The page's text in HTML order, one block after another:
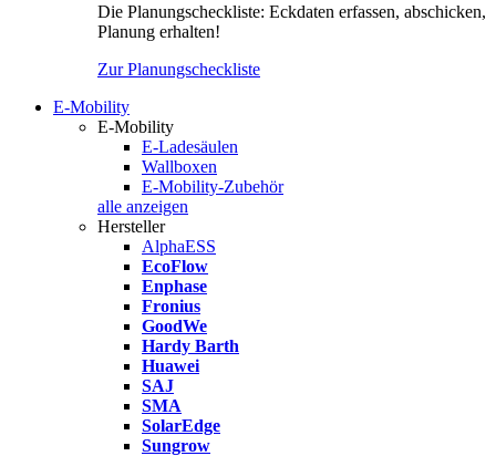
Die Planungscheckliste: Eckdaten erfassen, abschicken,
Planung erhalten!
Zur Planungscheckliste
E-Mobility
E-Mobility
E-Ladesäulen
Wallboxen
E-Mobility-Zubehör
alle anzeigen
Hersteller
AlphaESS
EcoFlow
Enphase
Fronius
GoodWe
Hardy Barth
Huawei
SAJ
SMA
SolarEdge
Sungrow